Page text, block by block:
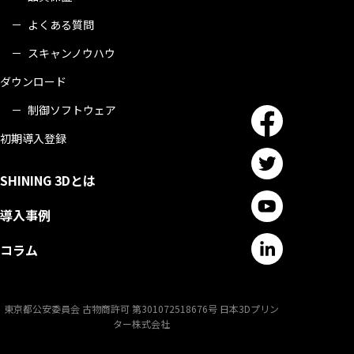
よくある質問
スキャンノウハウ
ダウンロード
制御ソフトウェア
初期導入登録
SHINING 3Dとは
導入事例
コラム
東京都公安委員会 古物商許可 第301072518676号 日本3Dプリン
ター株式会社